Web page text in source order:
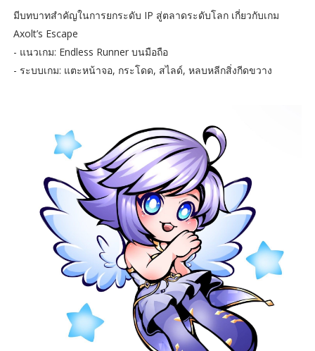
มีบทบาทสำคัญในการยกระดับ IP สู่ตลาดระดับโลก เกี่ยวกับเกม
Axolt’s Escape
- แนวเกม: Endless Runner บนมือถือ
- ระบบเกม: แตะหน้าจอ, กระโดด, สไลด์, หลบหลีกสิ่งกีดขวาง